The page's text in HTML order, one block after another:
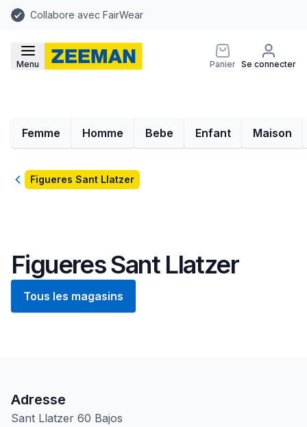
Collabore avec FairWear
Menu Panier Se connecter
Femme Homme Bebe Enfant Maison
RetourFigueres Sant Llatzer
Figueres Sant Llatzer
Tous les magasins
Adresse
Sant Llatzer 60 Bajos